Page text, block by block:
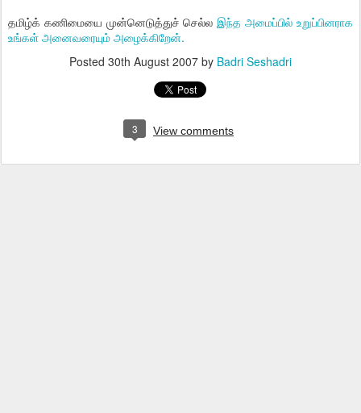
தமிழ்க் கணிமையை முன்னெடுத்துச் செல்லஇந்த அமைப்பில் உறுப்பினராக
உங்கள் அனைவரையும் அழைக்கிறேன்.
Posted 30th August 2007 by Badri Seshadri
3 View comments